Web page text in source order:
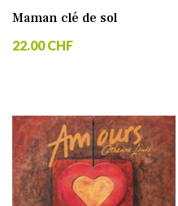
Maman clé de sol
22.00 CHF